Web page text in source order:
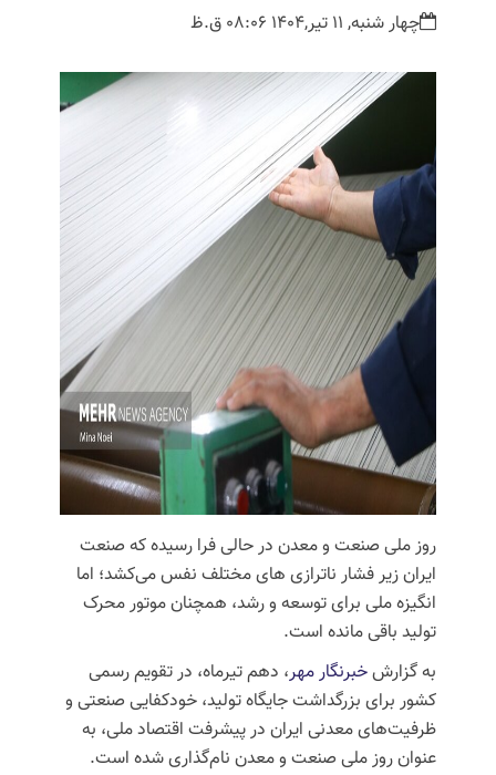
چهار شنبه, 11 تیر,1404 08:06 ق.ظ
روز ملی صنعت و معدن در حالی فرا رسیده که صنعت
ایران زیر فشار ناترازی های مختلف نفس می‌کشد؛ اما
انگیزه ملی برای توسعه و رشد، همچنان موتور محرک
تولید باقی مانده است.
به گزارشخبرنگار مهر، دهم تیرماه، در تقویم رسمی
کشور برای بزرگداشت جایگاه تولید، خودکفایی صنعتی و
ظرفیت‌های معدنی ایران در پیشرفت اقتصاد ملی، به
عنوان روز ملی صنعت و معدن نام‌گذاری شده است.